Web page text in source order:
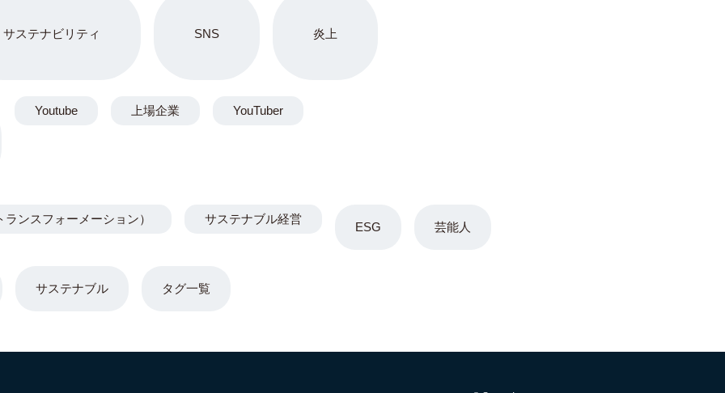
サステナビリティ SNS 炎上
ESG 芸能人
サステナブル
Youtube 上場企業 YouTuber
ンスフォーメーション） サステナブル経営
タグ一覧